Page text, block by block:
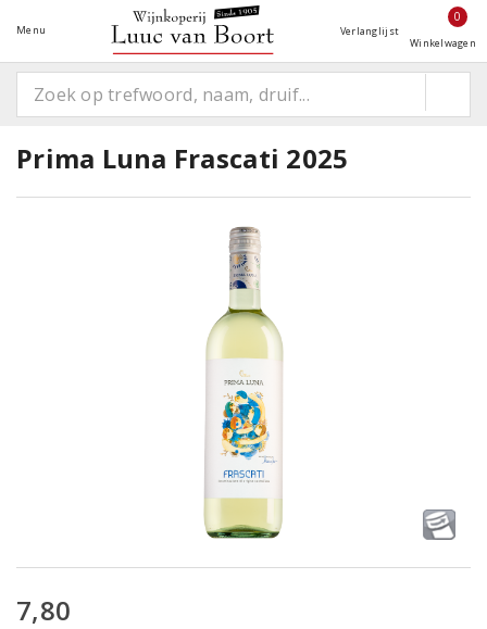
Menu Verlanglijst
0
Winkelwagen
Prima Luna Frascati 2025
7,80